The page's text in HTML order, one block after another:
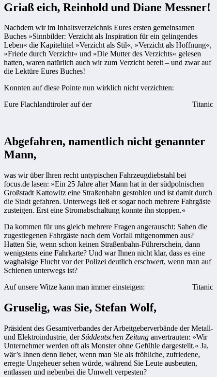
Griaß eich, Reinhold und Diane Messner!
Nachdem wir im Inhaltsverzeichnis Eures ersten gemeinsamen
Buches »Sinnbilder: Verzicht als Inspiration für ein gelingendes
Leben« die Kapiteltitel »Verzicht als Stil«, »Verzicht als Hoffnung«,
»Friede durch Verzicht« und »Die Mutter des Verzichts« gelesen
hatten, waren natürlich auch wir zum Verzicht bereit – und zwar auf
die Lektüre Eures Buches!
Konnten auf diese Pointe nun wirklich nicht verzichten:
Eure Flachlandtiroler auf der
Titanic
Abgefahren, namentlich nicht genannter
Mann,
was wir über Ihren recht untypischen Fahrzeugdiebstahl bei
focus.de lasen: »Ein 25 Jahre alter Mann hat in der südpolnischen
Großstadt Kattowitz eine Straßenbahn gestohlen und ist damit durch
die Stadt gefahren. Unterwegs ließ er sogar noch mehrere Fahrgäste
zusteigen. Erst eine Stromabschaltung konnte ihn stoppen.«
Da kommen für uns gleich mehrere Fragen angerauscht: Sahen die
zugestiegenen Fahrgäste nach dem Vorfall mitgenommen aus?
Hatten Sie, wenn schon keinen Straßenbahn-Führerschein, dann
wenigstens eine Fahrkarte? Und war Ihnen nicht klar, dass es eine
waghalsige Flucht vor der Polizei deutlich erschwert, wenn man auf
Schienen unterwegs ist?
Auf unsere Witze kann man immer einsteigen:
Titanic
Gruselig, was Sie, Stefan Wolf,
Präsident des Gesamtverbandes der Arbeitgeberverbände der Metall-
und Elektroindustrie, derSüddeutschen Zeitung anvertrauten: »Wir
Unternehmer werden oft als Monster ohne Gefühle dargestellt.« Ja,
wär’s Ihnen denn lieber, wenn man Sie als fröhliche, zufriedene,
erregte Ungeheuer sehen würde, während Sie Leute ausbeuten,
entlassen und nebenbei die Umwelt verpesten?